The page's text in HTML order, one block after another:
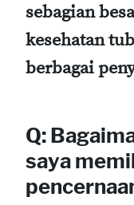
sebagian
kesehatan
berbagai
Q:
saya